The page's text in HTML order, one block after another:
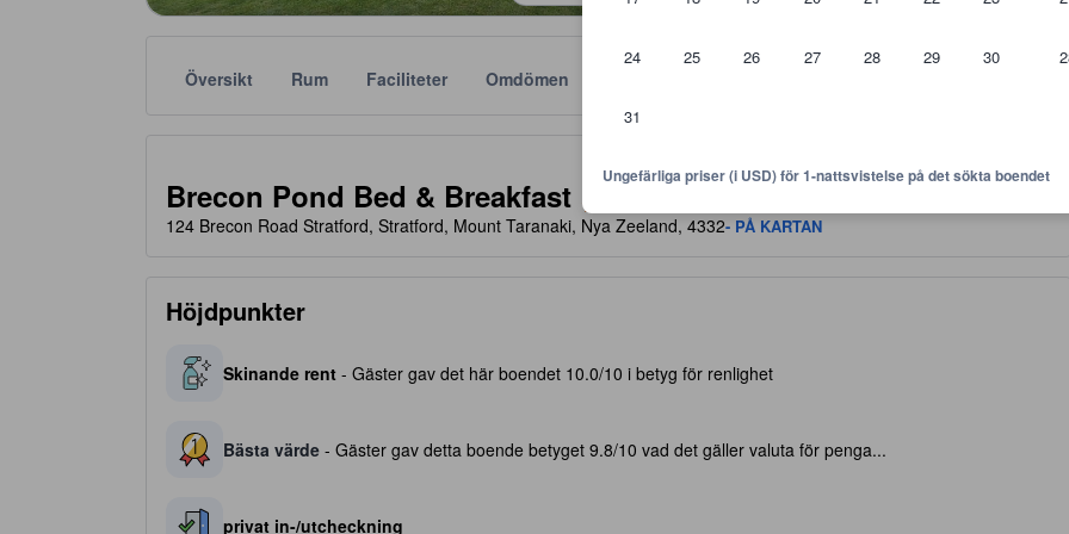
24 25 26 27 28 29 30
31
Ungefärliga priser (i USD) för 1-nattsvistelse på det sökta boendet
Översikt Rum Faciliteter Omdömen
Brecon Pond Bed & Breakfast
124 Brecon Road Stratford, Stratford, Mount Taranaki, Nya Zeeland, 4332- PÅ KARTAN
Höjdpunkter
Skinande rent - Gäster gav det här boendet 10.0/10 i betyg för renlighet
Bästa värde - Gäster gav detta boende betyget 9.8/10 vad det gäller valuta för penga...
privat in-/utcheckning